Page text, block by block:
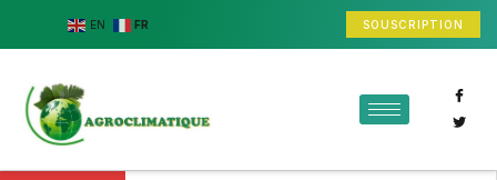
EN FR SOUSCRIPTION